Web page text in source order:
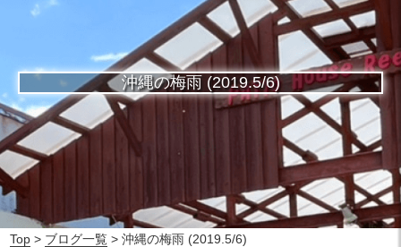
沖縄の梅雨 (2019.5/6)
Top > ブログ一覧 > 沖縄の梅雨 (2019.5/6)